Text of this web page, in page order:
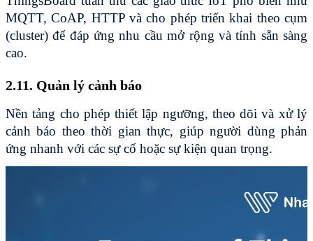
MQTT, CoAP, HTTP và cho phép triển khai theo cụm
(cluster) để đáp ứng nhu cầu mở rộng và tính sẵn sàng
cao.
2.11. Quản lý cảnh báo
Nền tảng cho phép thiết lập ngưỡng, theo dõi và xử lý
cảnh báo theo thời gian thực, giúp người dùng phản
ứng nhanh với các sự cố hoặc sự kiện quan trọng.